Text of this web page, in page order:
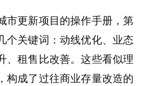
市更新项目的操作手册，第
个关键词：动线优化、业态
、租售比改善。这些看似理
构成了过往商业存量改造的